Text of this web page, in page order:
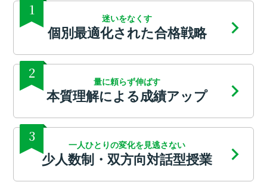
1
迷いをなくす
個別最適化された合格戦略
2
量に頼らず伸ばす
本質理解による成績アップ
3
一人ひとりの変化を見逃さない
少人数制・双方向対話型授業